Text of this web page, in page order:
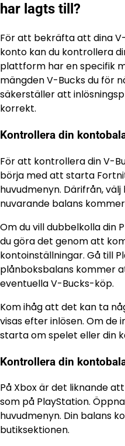
har lagts till?
För att bekräfta att dina
konto kan du kontrollera
plattform har en specifik
mängden V-Bucks du för
säkerställer att
korrekt.
Kontrollera din
För att kontrollera din V-
börja med att starta
huvudmenyn. Därifrån,
nuvarande balans
Om du vill dubbelkolla din
du göra det genom att
kontoinställningar. Gå till
plånboksbalans kommer
eventuella V-Bucks-köp.
Kom ihåg att det kan ta
visas efter inlösen. Om de
starta om spelet eller din
Kontrollera din
På Xbox är det liknande
som på PlayStation.
huvudmenyn. Din balans
butiksektionen.